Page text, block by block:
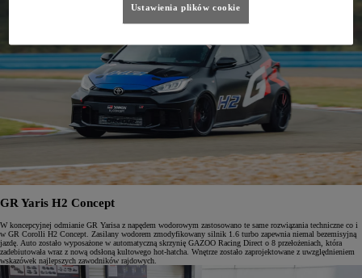
GR Yaris H2 Concept
W koncepcyjnej odmianie GR Yarisa z napędem wodorowym zastosowano te same rozwiązania techniczne co i
w GR Corolli H2 Concept. Zasilany wodorem zmodyfikowany silnik 1.6 turbo zapewnia niemal bezemisyjną
jazdę. Auto zostało wyposażone w automatyczną skrzynię GAZOO Racing Direct o 8 przełożeniach, która
zadebiutowała wraz z nową odsłoną kultowego hot-hatcha. Wnętrze zostało zaprojektowane z uwzględnieniem
wskazówek najlepszych zawodników rajdowych.
Ustawienia plików cookie